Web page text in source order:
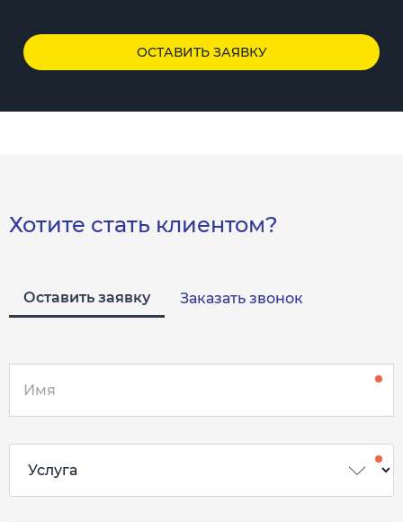
ОСТАВИТЬ ЗАЯВКУ
Хотите стать клиентом?
Оставить заявку Заказать звонок